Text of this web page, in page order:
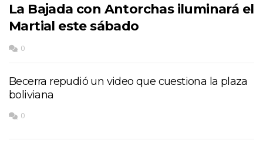
La Bajada con Antorchas iluminará el
Martial este sábado
0
Becerra repudió un video que cuestiona la plaza
boliviana
0